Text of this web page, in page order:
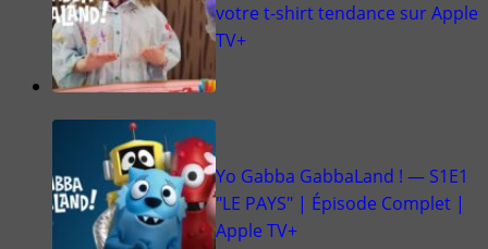
votre t-shirt tendance sur Apple
TV+
Yo Gabba GabbaLand ! — S1E1
"LE PAYS" | Épisode Complet |
Apple TV+